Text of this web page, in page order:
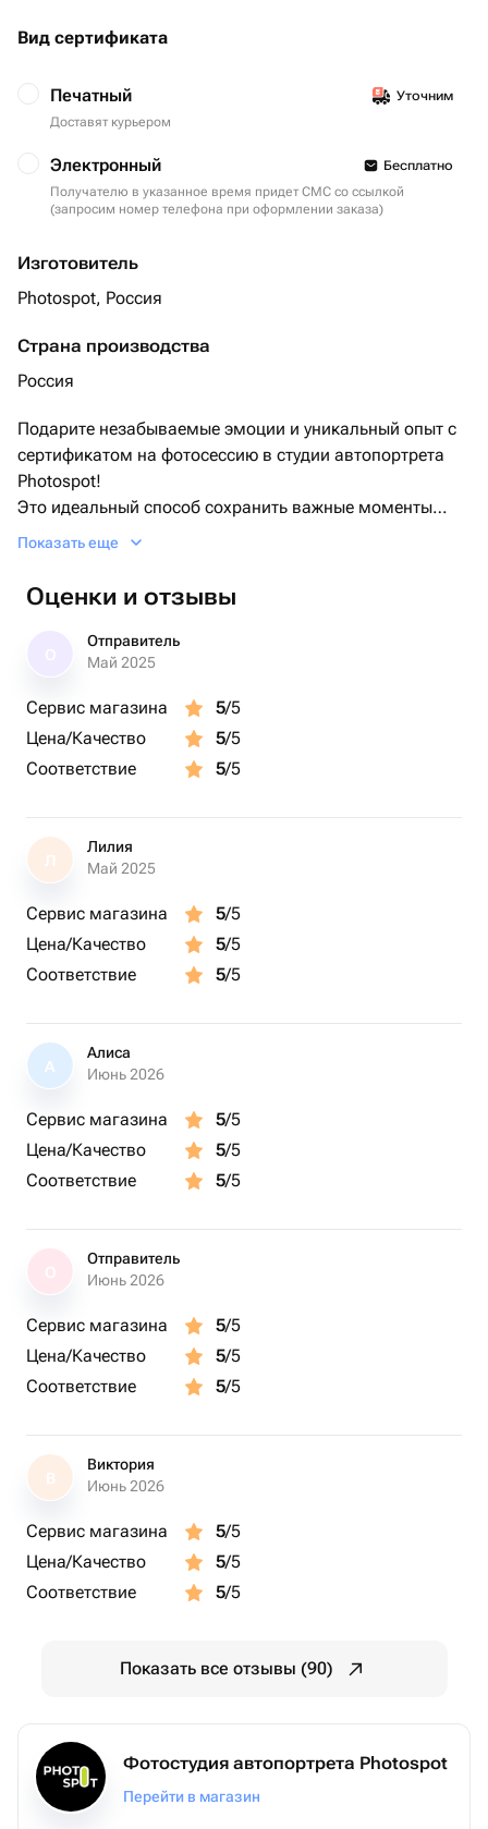
Вид сертификата
Печатный
Уточним
Доставят курьером
Электронный
Бесплатно
Получателю в указанное время придет СМС со ссылкой
(запросим номер телефона при оформлении заказа)
Изготовитель
Photospot, Россия
Страна производства
Россия
Подарите незабываемые эмоции и уникальный опыт с
сертификатом на фотосессию в студии автопортрета
Photospot!
Это идеальный способ сохранить важные моменты
жизни, познакомиться с собой через объектив камеры
В студии нет фотографа — вы сами становитесь
мастером съемки! Уютная комната с зеркалом, за
которым спрятана камера, позволит вам раскрыть
Выберите черный или белый интерьер, чтобы создать
идеальную атмосферу для ваших снимков.
человек без дополнительной оплаты.
Все фотографии, в цветной и черно-белой обработке,
Подарите себе или близким возможность создать
уникальные кадры, которые останутся в памяти
Показать еще
Оценки и отзывы
Отправитель
Май 2025
Сервис магазина 5/5
Цена/Качество
5/5
Соответствие
5/5
Л
Лилия
Май 2025
Сервис магазина 5/5
Цена/Качество
5/5
Соответствие
5/5
А
Алиса
Июнь 2026
Сервис магазина 5/5
Цена/Качество
5/5
Соответствие
5/5
Отправитель
Июнь 2026
Сервис магазина 5/5
Цена/Качество
5/5
Соответствие
5/5
В
Виктория
Июнь 2026
Сервис магазина 5/5
Цена/Качество
5/5
Соответствие
5/5
Показать все отзывы (90)
Фотостудия автопортрета Photospot
Перейти в магазин